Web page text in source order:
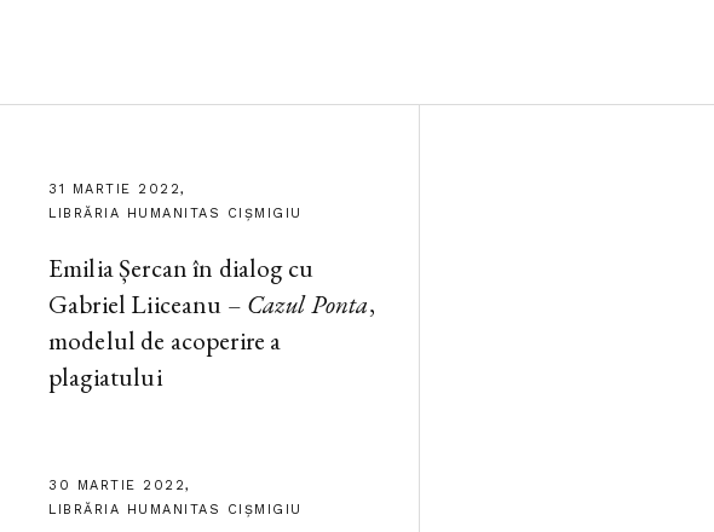
31 MARTIE 2022,
LIBRĂRIA HUMANITAS CIȘMIGIU
Emilia Șercan în dialog cu
Gabriel Liiceanu – Cazul Ponta,
modelul de acoperire a
plagiatului
30 MARTIE 2022,
LIBRĂRIA HUMANITAS CIȘMIGIU